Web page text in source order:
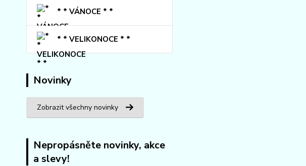
* * VÁNOCE * *
* * VELIKONOCE * *
Novinky
Zobrazit všechny novinky
Nepropásněte novinky, akce
a slevy!